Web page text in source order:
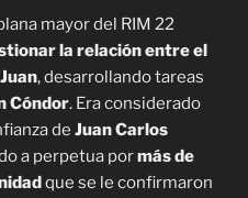
mayor del RIM 22
la relación entre el
, desarrollando tareas
Cóndor. Era considerado
de Juan Carlos
a perpetua pormás de
que se le confirmaron